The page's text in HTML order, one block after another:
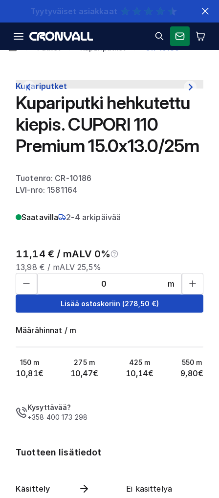
Nopeat toimitukset
CR-10186
Kupariputket
Kupariputki hehkutettu
kiepis. CUPORI 110
Premium 15.0x13.0/25m
Tuotenro: CR-10186
LVI-nro: 1581164
Saatavilla 2-4 arkipäivää
11,14 € / mALV 0%
13,98 € / mALV 25,5%
m
Lisää ostoskoriin (278,50 €)
Määrähinnat / m
150 m
10,81€
275 m
10,47€
425 m
10,14€
550 m
9,80€
Kysyttävää?
+358 400 173 298
Tuotteen lisätiedot
Käsittely
Ei käsittelyä